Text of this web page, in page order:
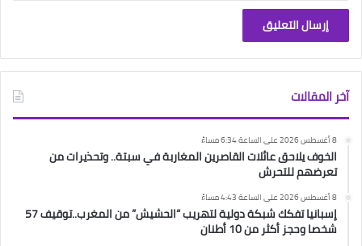
آخر المقالات
8 أغسطس 2026 على الساعة 6:34 مساءً
الخوف يلاحق عائلات القاصرين المغاربة في سبتة.. وتحذيرات من
تعرضهم للتحرش
8 أغسطس 2026 على الساعة 4:43 مساءً
إسبانيا تفكك شبكة دولية لتهريب “الحشيش” من المغرب..توقيف 57
شخصا وحجز أكثر من 10 أطنان